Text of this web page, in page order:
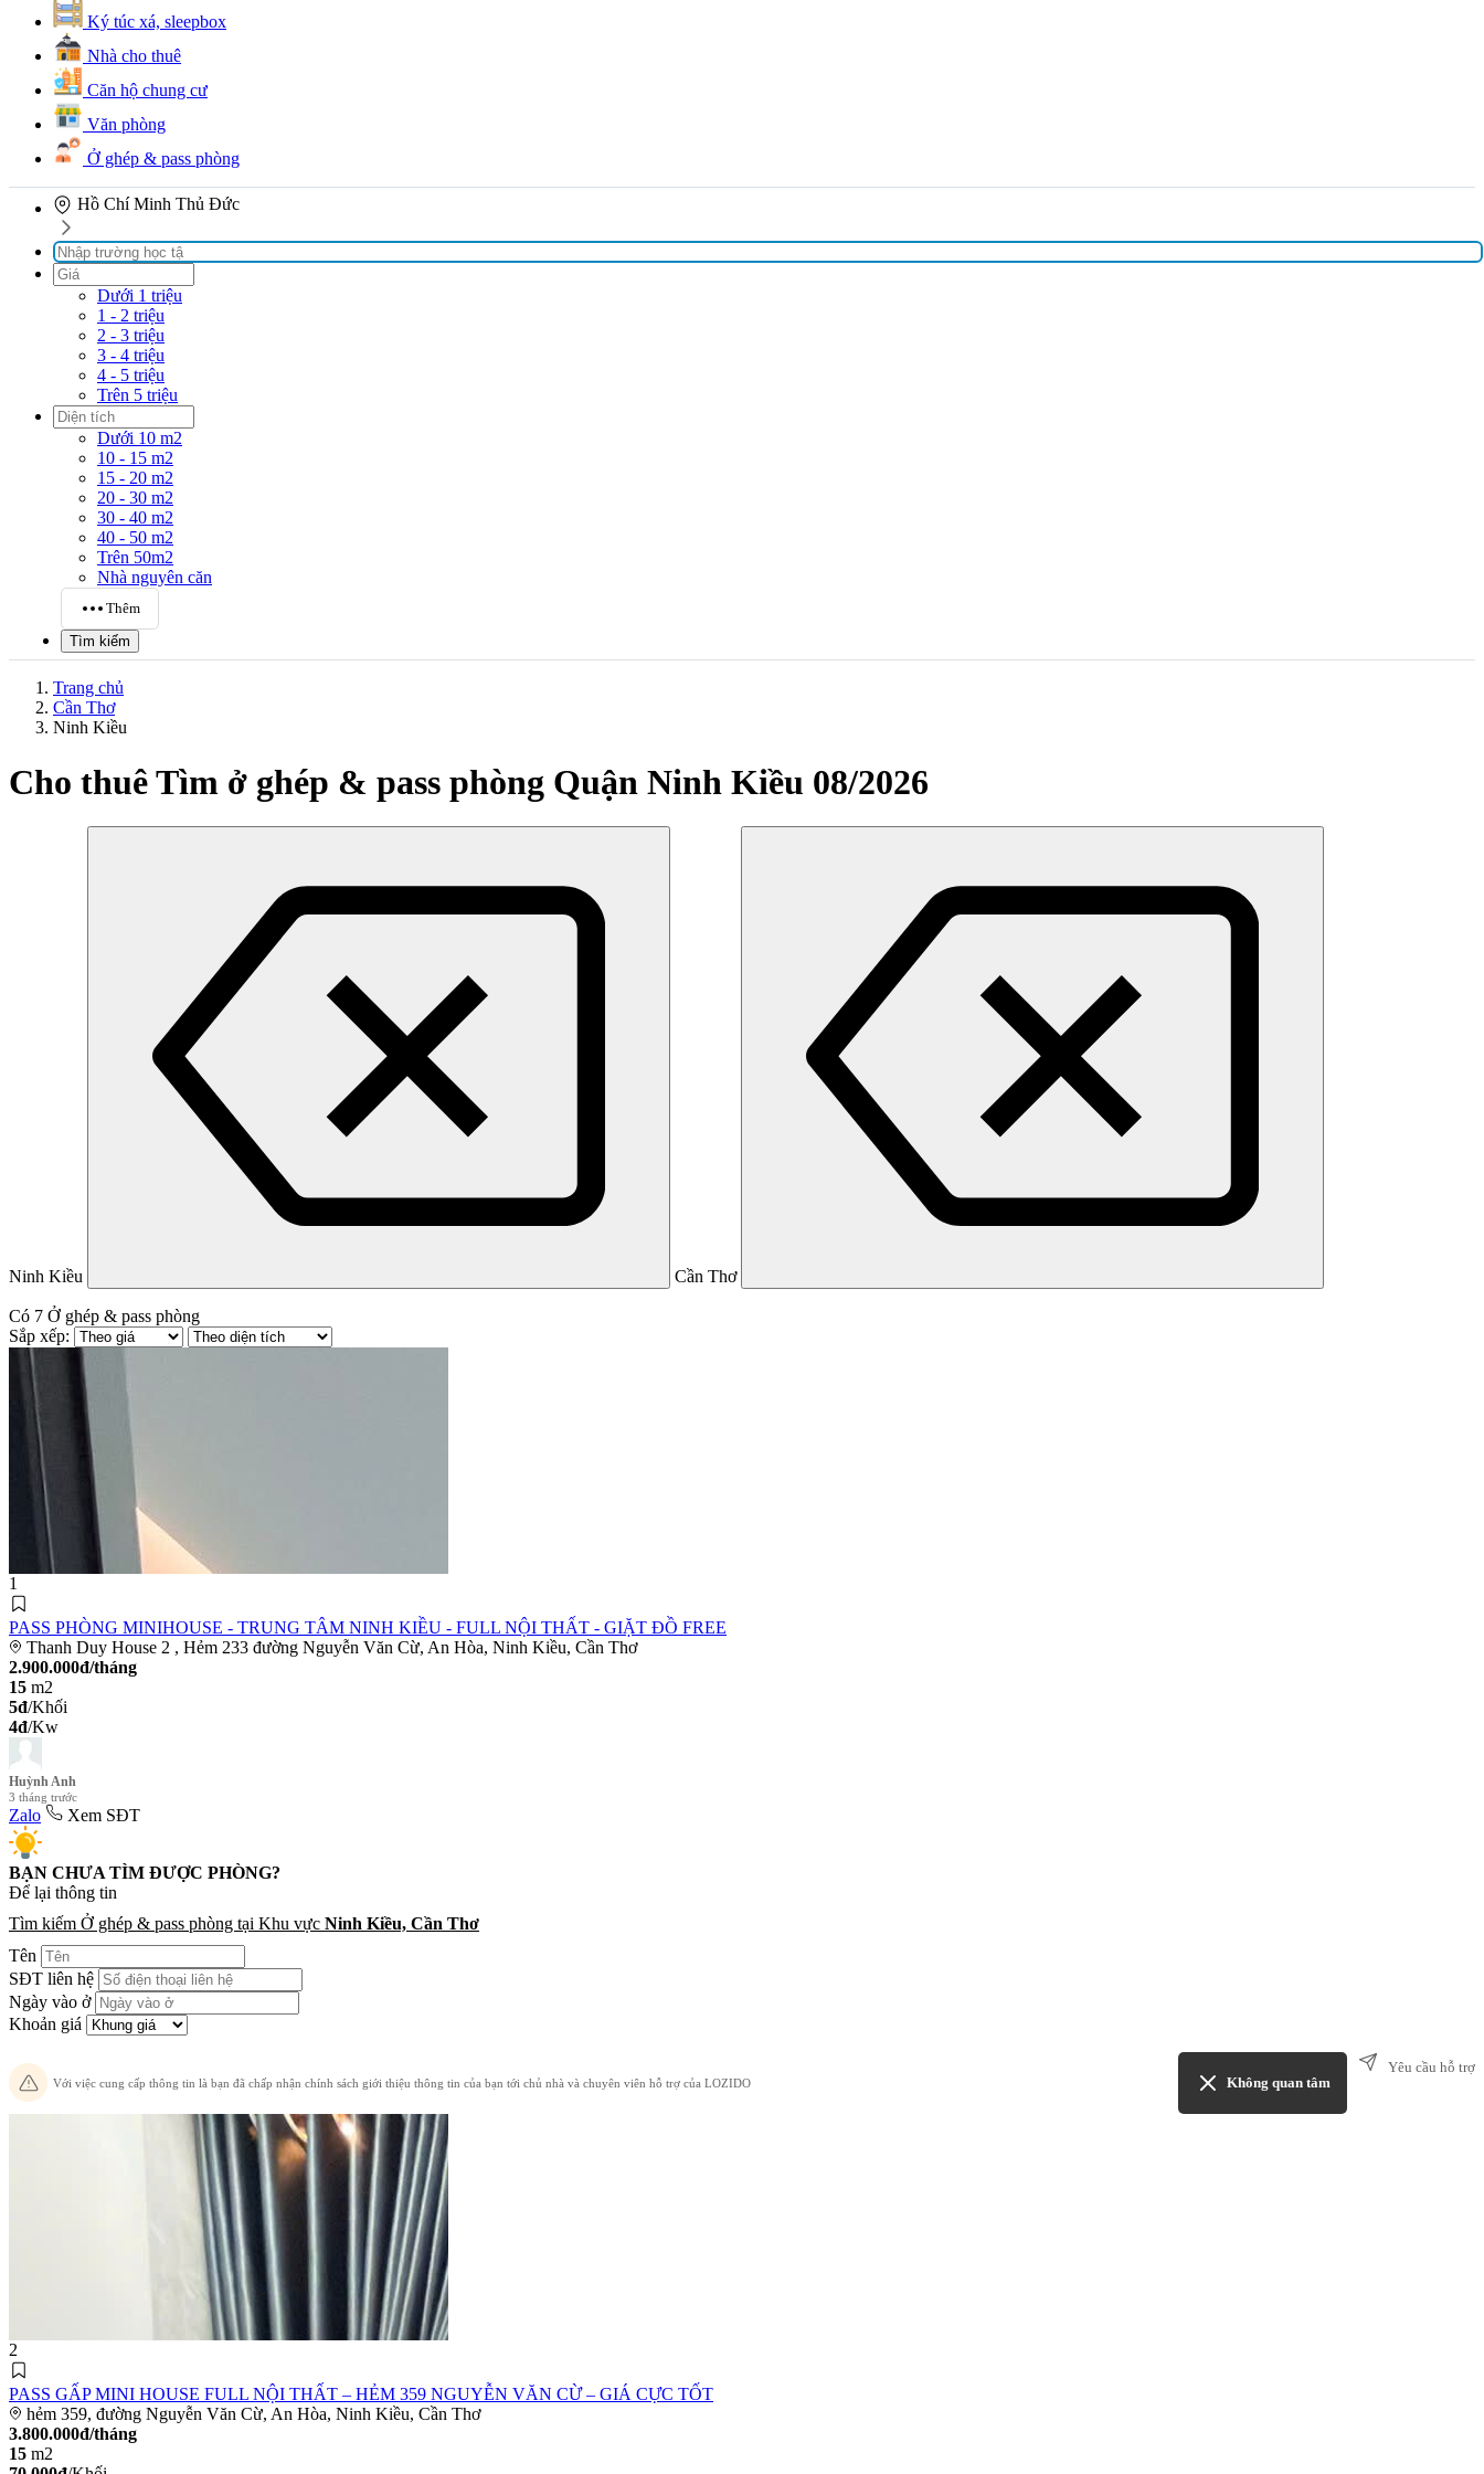
Ký túc xá, sleepbox
Nhà cho thuê
Căn hộ chung cư
Văn phòng
Ở ghép & pass phòng
Hồ Chí Minh Thủ Đức
Dưới 1 triệu
1 - 2 triệu
2 - 3 triệu
3 - 4 triệu
4 - 5 triệu
Trên 5 triệu
Dưới 10 m2
10 - 15 m2
15 - 20 m2
20 - 30 m2
30 - 40 m2
40 - 50 m2
Trên 50m2
Nhà nguyên căn
Thêm
Tìm kiếm
Trang chủ
Cần Thơ
Ninh Kiều
Cho thuê Tìm ở ghép & pass phòng Quận Ninh Kiều 08/2026
Ninh Kiều Cần Thơ
Có 7 Ở ghép & pass phòng
Sắp xếp:
1
PASS PHÒNG MINIHOUSE - TRUNG TÂM NINH KIỀU - FULL NỘI THẤT - GIẶT ĐỒ FREE
Thanh Duy House 2 , Hẻm 233 đường Nguyễn Văn Cừ, An Hòa, Ninh Kiều, Cần Thơ
2.900.000đ/tháng
15 m2
5đ/Khối
4đ/Kw
Huỳnh Anh
3 tháng trước
Zalo Xem SĐT
BẠN CHƯA TÌM ĐƯỢC PHÒNG?
Để lại thông tin chuyên vi
Tìm kiếm Ở ghép & pass phòng tại Khu vực Ninh Kiều, Cần Thơ
Tên
SĐT liên hệ
Ngày vào ở
Khoản giá
Với việc cung cấp thông tin là bạn đã chấp nhận chính sách giới thiệu thông tin của bạn tới chủ nhà và chuyên viên hỗ trợ của LOZIDO Không quan tâm
Yêu cầu hỗ trợ
2
PASS GẤP MINI HOUSE FULL NỘI THẤT – HẺM 359 NGUYỄN VĂN CỪ – GIÁ CỰC TỐT
hẻm 359, đường Nguyễn Văn Cừ, An Hòa, Ninh Kiều, Cần Thơ
3.800.000đ/tháng
15 m2